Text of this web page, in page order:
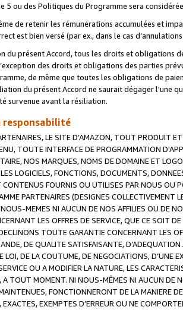
5 ou des Politiques du Programme sera
de retenir les rémunérations accumulées et
est bien versé (par ex., dans le cas
du présent Accord, tous les droits et obligations
des droits et obligations des parties
de même que toutes les obligations de
du présent Accord ne saurait dégager l'une
survenue avant la résiliation.
responsabilité
LE SITE D’AMAZON, TOUT PRODUIT
TOUTE INTERFACE DE PROGRAMMATION
NOS MARQUES, NOMS DE DOMAINE ET
LOGICIELS, FONCTIONS, DOCUMENTS,
FOURNIS OU UTILISES PAR NOUS OU
PARTENAIRES (DESIGNES COLLECTIVEMENT
MEMES NI AUCUN DE NOS AFFILIES OU DE
LES OFFRES DE SERVICE, QUE CE SOIT
TOUTE GARANTIE CONCERNANT LES
DE QUALITE SATISFAISANTE,
LOI, DE LA COUTUME, DE NEGOCIATIONS, D’UNE
OU A MODIFIER LA NATURE, LES
A TOUT MOMENT. NI NOUS-MÊMES NI AUCUN DE
FONCTIONNERONT DE LA MANIERE
EXEMPTES D’ERREUR OU NE